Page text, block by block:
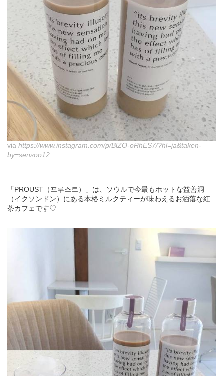
via https://www.instagram.com/p/BlZO-oRhES7/?hl=ja&taken-
by=sensoo12
「PROUST（프루스트）」は、ソウルで今最もホットな益善洞
（イクソンドン）にある本格ミルクティーが味わえるお洒落な紅
茶カフェです♡